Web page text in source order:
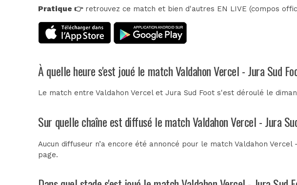
Pratique 👉retrouvez ce match et bien d'autres EN LIVE (compos
À quelle heure s'est joué le match Valdahon Vercel - Jura Sud
Le match entre Valdahon Vercel et Jura Sud Foot s'est déroulé le
Sur quelle chaîne est diffusé le match Valdahon Vercel - Jura
Aucun diffuseur n’a encore été annoncé pour le match Valdahon
page.